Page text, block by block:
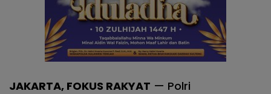
JAKARTA, FOKUS RAKYAT — Polri